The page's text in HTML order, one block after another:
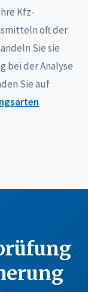
Kfz-
oft der
Sie sie
bei der Analyse
Sie auf